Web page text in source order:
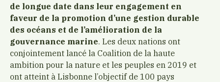
de longue date dans leur engagement en
faveur de la promotion d’une gestion durable
des océans et de l’amélioration de la
gouvernance marine. Les deux nations ont
conjointement lancé la Coalition de la haute
ambition pour la nature et les peuples en 2019 et
ont atteint à Lisbonne l’objectif de 100 pays